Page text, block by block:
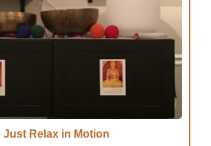
Just Relax in Motion